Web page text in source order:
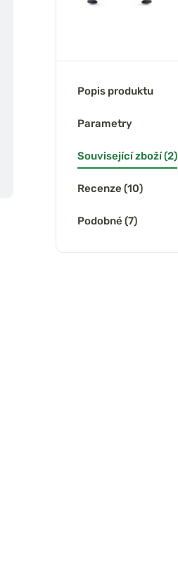
Popis produktu
Parametry
Související zboží (2)
Recenze (10)
Podobné (7)